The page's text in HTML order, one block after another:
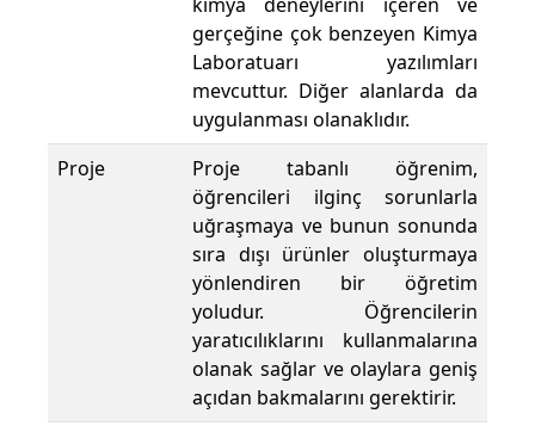
gerçeğine çok benzeyen Kimya
Laboratuarı yazılımları
mevcuttur. Diğer alanlarda da
uygulanması olanaklıdır.
Proje
Proje tabanlı öğrenim,
öğrencileri ilginç sorunlarla
uğraşmaya ve bunun sonunda
sıra dışı ürünler oluşturmaya
yönlendiren bir öğretim
yoludur. Öğrencilerin
yaratıcılıklarını kullanmalarına
olanak sağlar ve olaylara geniş
açıdan bakmalarını gerektirir.